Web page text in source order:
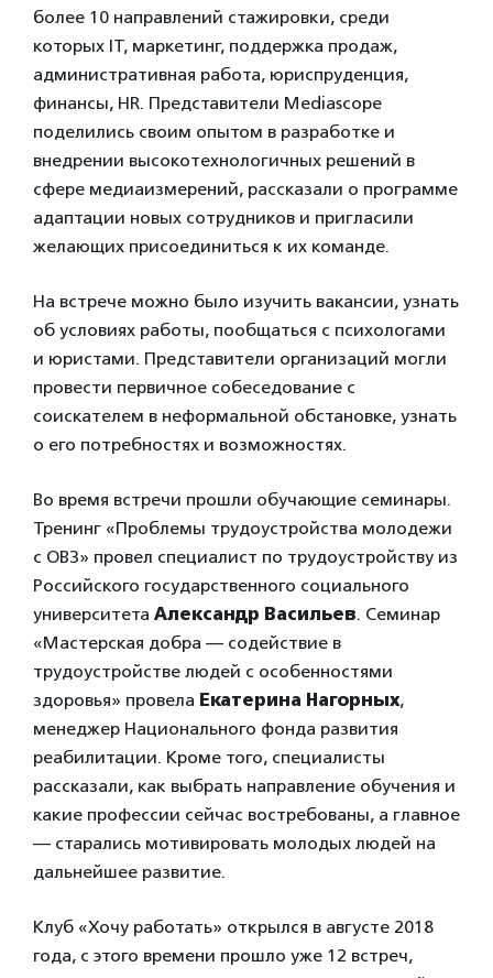
более 10 направлений стажировки, среди
которых IT, маркетинг, поддержка продаж,
административная работа, юриспруденция,
финансы, HR. Представители Mediascope
поделились своим опытом в разработке и
внедрении высокотехнологичных решений в
сфере медиаизмерений, рассказали о программе
адаптации новых сотрудников и пригласили
желающих присоединиться к их команде.
На встрече можно было изучить вакансии, узнать
об условиях работы, пообщаться с психологами
и юристами. Представители организаций могли
провести первичное собеседование с
соискателем в неформальной обстановке, узнать
о его потребностях и возможностях.
Во время встречи прошли обучающие семинары.
Тренинг «Проблемы трудоустройства молодежи
с ОВЗ» провел специалист по трудоустройству из
Российского государственного социального
университета Александр Васильев. Семинар
«Мастерская добра — содействие в
трудоустройстве людей с особенностями
здоровья» провела Екатерина Нагорных,
менеджер Национального фонда развития
реабилитации. Кроме того, специалисты
рассказали, как выбрать направление обучения и
какие профессии сейчас востребованы, а главное
— старались мотивировать молодых людей на
дальнейшее развитие.
Клуб «Хочу работать» открылся в августе 2018
года, с этого времени прошло уже 12 встреч,